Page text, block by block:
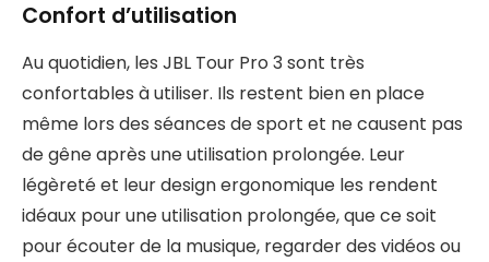
Confort d’utilisation
Au quotidien, les JBL Tour Pro 3 sont très
confortables à utiliser. Ils restent bien en place
même lors des séances de sport et ne causent pas
de gêne après une utilisation prolongée. Leur
légèreté et leur design ergonomique les rendent
idéaux pour une utilisation prolongée, que ce soit
pour écouter de la musique, regarder des vidéos ou